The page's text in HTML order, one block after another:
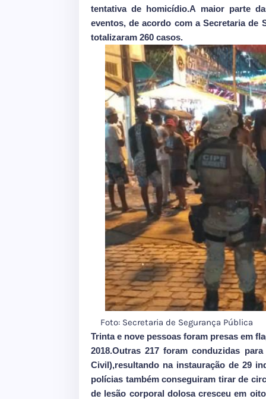
tentativa de homicídio.A maior parte
eventos, de acordo com a Secretaria de
totalizaram 260 casos.
Foto: Secretaria de Segurança Pública
Trinta e nove pessoas foram presas em
2018.Outras 217 foram conduzidas
Civil),resultando na instauração de 29
polícias também conseguiram tirar de
de lesão corporal dolosa cresceu em